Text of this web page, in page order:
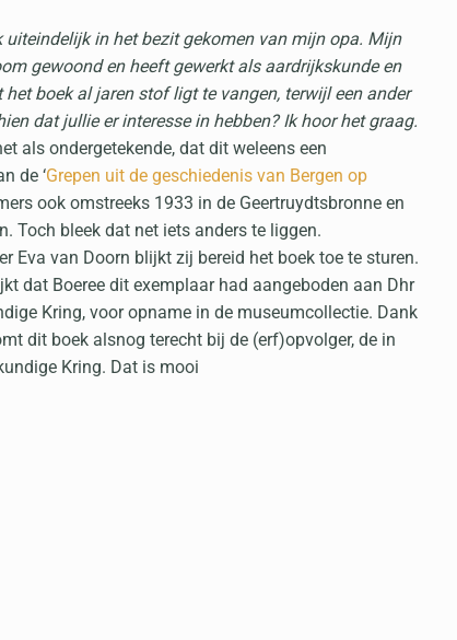
uiteindelijk in het bezit gekomen van mijn opa. Mijn
gewoond en heeft gewerkt als aardrijkskunde en
boek al jaren stof ligt te vangen, terwijl een ander
dat jullie er interesse in hebben? Ik hoor het graag.
als ondergetekende, dat dit weleens een
de ‘Grepen uit de geschiedenis van Bergen op
ook omstreeks 1933 in de Geertruydtsbronne en
Toch bleek dat net iets anders te liggen.
Eva van Doorn blijkt zij bereid het boek toe te sturen.
dat Boeree dit exemplaar had aangeboden aan Dhr
Kring, voor opname in de museumcollectie. Dank
dit boek alsnog terecht bij de (erf)opvolger, de in
Kring. Dat is mooi